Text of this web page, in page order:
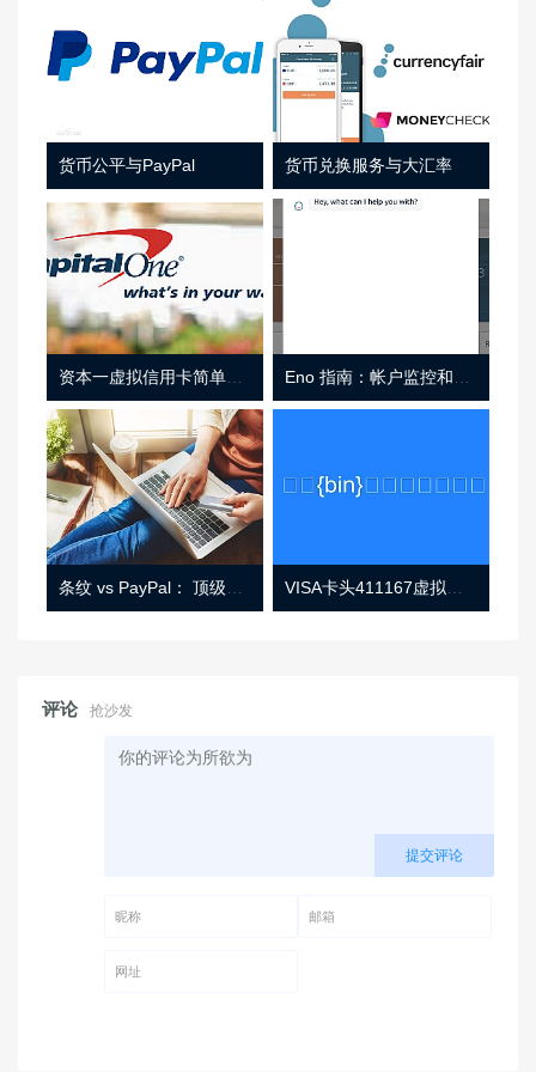
货币公平与PayPal 货币兑换服务与大汇率
资本一虚拟信用卡简单介绍
条纹 vs PayPal： 顶级功能， 定价 （和更多！ VISA卡头411167虚拟卡基础信息
评论 抢沙发
提交评论